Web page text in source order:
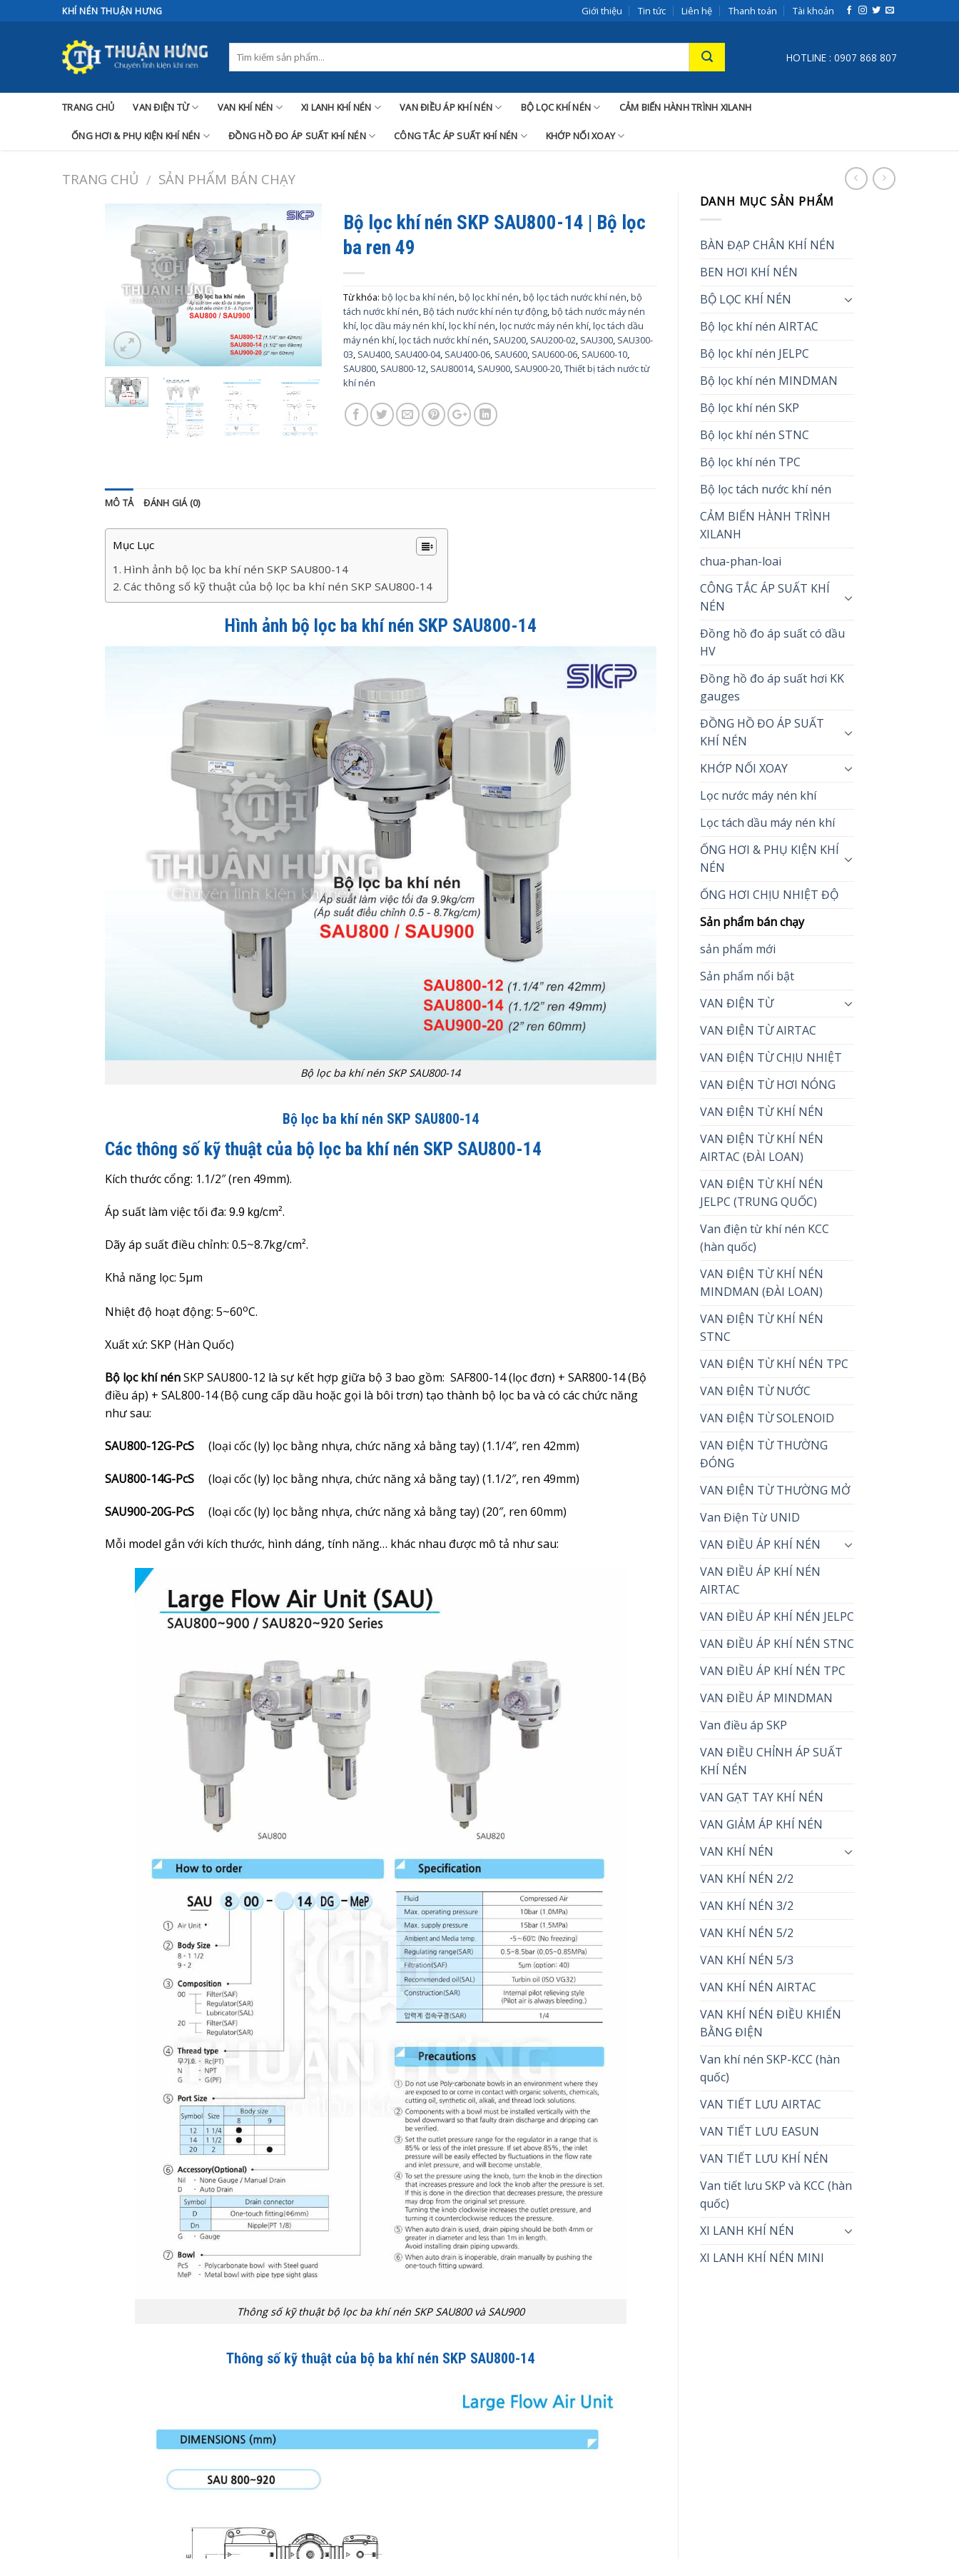
to
KHÍ NÉN THUẬN HƯNG Giới thiệu Tin tức Liên hệ Thanh toán Tài khoản
HOTLINE : 0907 868 807
TRANG CHỦ VAN ĐIỆN TỪ VAN KHÍ NÉN XI LANH KHÍ NÉN VAN ĐIỀU ÁP KHÍ NÉN BỘ LỌC KHÍ NÉN CẢM BIẾN HÀNH TRÌNH XILANH
ỐNG HƠI & PHỤ KIỆN KHÍ NÉN ĐỒNG HỒ ĐO ÁP SUẤT KHÍ NÉN CÔNG TẮC ÁP SUẤT KHÍ NÉN KHỚP NỐI XOAY
TRANG CHỦ / SẢN PHẨM BÁN CHẠY
Bộ lọc khí nén SKP SAU800-14 | Bộ lọc
ba ren 49
Từ khóa:bộ lọc ba khí nén,bộ lọc khí nén,bộ lọc tách nước khí nén,bộ
tách nước khí nén,Bộ tách nước khí nén tự động,bộ tách nước máy nén
khí,lọc dầu máy nén khí,lọc khí nén,lọc nước máy nén khí,lọc tách dầu
máy nén khí,lọc tách nước khí nén, SAU200, SAU200-02, SAU300, SAU300-
03, SAU400, SAU400-04, SAU400-06, SAU600, SAU600-06, SAU600-10,
SAU800, SAU800-12, SAU80014, SAU900, SAU900-20,Thiết bị tách nước từ
khí nén
MÔ TẢ ĐÁNH GIÁ (0)
Mục Lục
Hình ảnh bộ lọc ba khí nén SKP SAU800-14
Các thông số kỹ thuật của bộ lọc ba khí nén SKP SAU800-14
Hình ảnh bộ lọc ba khí nén SKP SAU800-14
Bộ lọc ba khí nén SKP SAU800-14
Bộ lọc ba khí nén SKP SAU800-14
Các thông số kỹ thuật của bộ lọc ba khí nén SKP SAU800-14
Kích thước cổng: 1.1/2″ (ren 49mm).
Áp suất làm việc tối đa: 9.9 kg/cm².
Dãy áp suất điều chỉnh: 0.5~8.7kg/cm².
Khả năng lọc: 5µm
Nhiệt độ hoạt động: 5~60oC.
Xuất xứ: SKP (Hàn Quốc)
Bộ lọc khí nénSKP SAU800-12 là sự kết hợp giữa bộ 3 bao gồm: SAF800-14 (lọc đơn) + SAR800-14 (Bộ
điều áp) + SAL800-14 (Bộ cung cấp dầu hoặc gọi là bôi trơn) tạo thành bộ lọc ba và có các chức năng
như sau:
SAU800-12G-PcS (loại cốc (ly) lọc bằng nhựa, chức năng xả bằng tay) (1.1/4″, ren 42mm)
SAU800-14G-PcS (loại cốc (ly) lọc bằng nhựa, chức năng xả bằng tay) (1.1/2″, ren 49mm)
SAU900-20G-PcS (loại cốc (ly) lọc bằng nhựa, chức năng xả bằng tay) (20″, ren 60mm)
Mỗi model gắn với kích thước, hình dáng, tính năng… khác nhau được mô tả như sau:
Thông số kỹ thuật bộ lọc ba khí nén SKP SAU800 và SAU900
Thông số kỹ thuật của bộ ba khí nén SKP SAU800-14
DANH MỤC SẢN PHẨM
BÀN ĐẠP CHÂN KHÍ NÉN
BEN HƠI KHÍ NÉN
BỘ LỌC KHÍ NÉN
Bộ lọc khí nén AIRTAC
Bộ lọc khí nén JELPC
Bộ lọc khí nén MINDMAN
Bộ lọc khí nén SKP
Bộ lọc khí nén STNC
Bộ lọc khí nén TPC
Bộ lọc tách nước khí nén
CẢM BIẾN HÀNH TRÌNH
XILANH
chua-phan-loai
CÔNG TẮC ÁP SUẤT KHÍ
NÉN
Đồng hồ đo áp suất có dầu
HV
Đồng hồ đo áp suất hơi KK
gauges
ĐỒNG HỒ ĐO ÁP SUẤT
KHÍ NÉN
KHỚP NỐI XOAY
Lọc nước máy nén khí
Lọc tách dầu máy nén khí
ỐNG HƠI & PHỤ KIỆN KHÍ
NÉN
ỐNG HƠI CHỊU NHIỆT ĐỘ
Sản phẩm bán chạy
sản phẩm mới
Sản phẩm nổi bật
VAN ĐIỆN TỪ
VAN ĐIỆN TỪ AIRTAC
VAN ĐIỆN TỪ CHỊU NHIỆT
VAN ĐIỆN TỪ HƠI NÓNG
VAN ĐIỆN TỪ KHÍ NÉN
VAN ĐIỆN TỪ KHÍ NÉN
AIRTAC (ĐÀI LOAN)
VAN ĐIỆN TỪ KHÍ NÉN
JELPC (TRUNG QUỐC)
Van điện từ khí nén KCC
(hàn quốc)
VAN ĐIỆN TỪ KHÍ NÉN
MINDMAN (ĐÀI LOAN)
VAN ĐIỆN TỪ KHÍ NÉN
STNC
VAN ĐIỆN TỪ KHÍ NÉN TPC
VAN ĐIỆN TỪ NƯỚC
VAN ĐIỆN TỪ SOLENOID
VAN ĐIỆN TỪ THƯỜNG
ĐÓNG
VAN ĐIỆN TỪ THƯỜNG MỞ
Van Điện Từ UNID
VAN ĐIỀU ÁP KHÍ NÉN
VAN ĐIỀU ÁP KHÍ NÉN
AIRTAC
VAN ĐIỀU ÁP KHÍ NÉN JELPC
VAN ĐIỀU ÁP KHÍ NÉN STNC
VAN ĐIỀU ÁP KHÍ NÉN TPC
VAN ĐIỀU ÁP MINDMAN
Van điều áp SKP
VAN ĐIỀU CHỈNH ÁP SUẤT
KHÍ NÉN
VAN GẠT TAY KHÍ NÉN
VAN GIẢM ÁP KHÍ NÉN
VAN KHÍ NÉN
VAN KHÍ NÉN 2/2
VAN KHÍ NÉN 3/2
VAN KHÍ NÉN 5/2
VAN KHÍ NÉN 5/3
VAN KHÍ NÉN AIRTAC
VAN KHÍ NÉN ĐIỀU KHIỂN
BẰNG ĐIỆN
Van khí nén SKP-KCC (hàn
quốc)
VAN TIẾT LƯU AIRTAC
VAN TIẾT LƯU EASUN
VAN TIẾT LƯU KHÍ NÉN
Van tiết lưu SKP và KCC (hàn
quốc)
XI LANH KHÍ NÉN
XI LANH KHÍ NÉN MINI